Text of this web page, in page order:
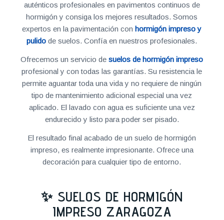
auténticos profesionales en pavimentos continuos de
hormigón y consiga los mejores resultados. Somos
expertos en la pavimentación conhormigón impreso y
pulido de suelos. Confía en nuestros profesionales.
Ofrecemos un servicio desuelos de hormigón impreso
profesional y con todas las garantías. Su resistencia le
permite aguantar toda una vida y no requiere de ningún
tipo de mantenimiento adicional especial una vez
aplicado. El lavado con agua es suficiente una vez
endurecido y listo para poder ser pisado.
El resultado final acabado de un suelo de hormigón
impreso, es realmente impresionante. Ofrece una
decoración para cualquier tipo de entorno.
✨ SUELOS DE HORMIGÓN
IMPRESO ZARAGOZA